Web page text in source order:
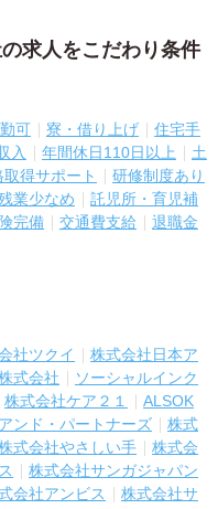
求人をこだわり条件
可 寮・借り上げ
住宅手
入 年間休日110日以上
土
取得サポート
研修制度あり
業少なめ
託児所・育児補
完備 交通費支給
退職金
社ツクイ
株式会社日本ア
式会社
ソーシャルインク
株式会社ケア２１
ALSOK
ンド・パートナーズ
株式
式会社やさしい手
株式会
株式会社サンガジャパン
会社アンビス
株式会社サ